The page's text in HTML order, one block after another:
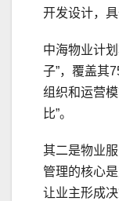
开发设计，
中海物业计
子”，覆盖其
组织和运营
比”。
其二是物业
管理的核心
让业主形成